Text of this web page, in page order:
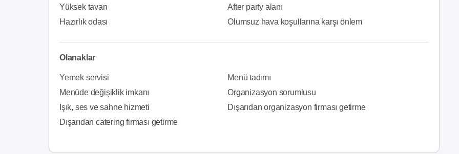
Yüksek tavan
After party alanı
Hazırlık odası
Olumsuz hava koşullarına karşı önlem
Olanaklar
Yemek servisi
Menü tadımı
Menüde değişiklik imkanı
Organizasyon sorumlusu
Işık, ses ve sahne hizmeti
Dışarıdan organizasyon firması getirme
Dışarıdan catering firması getirme